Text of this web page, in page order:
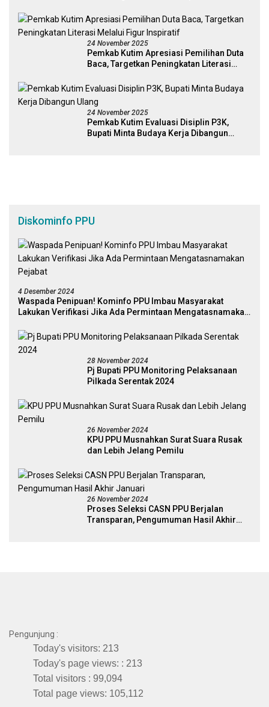
24 November 2025
Pemkab Kutim Apresiasi Pemilihan Duta
Baca, Targetkan Peningkatan Literasi
24 November 2025
Pemkab Kutim Evaluasi Disiplin P3K,
Bupati Minta Budaya Kerja Dibangun
Diskominfo PPU
4 Desember 2024
Waspada Penipuan! Kominfo PPU Imbau Masyarakat
Lakukan Verifikasi Jika Ada Permintaan Mengatasnamakan
28 November 2024
Pj Bupati PPU Monitoring Pelaksanaan
Pilkada Serentak 2024
26 November 2024
KPU PPU Musnahkan Surat Suara Rusak
dan Lebih Jelang Pemilu
26 November 2024
Proses Seleksi CASN PPU Berjalan
Transparan, Pengumuman Hasil Akhir
Pengunjung :
Today's visitors: 213
Today's page views: : 213
Total visitors : 99,094
Total page views: 105,112